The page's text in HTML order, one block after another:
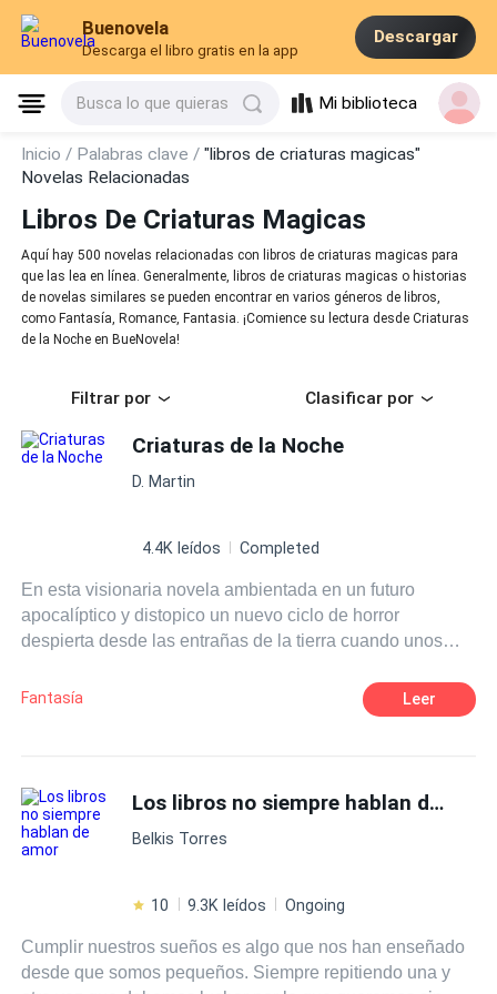
Buenovela
Descarga el libro gratis en la app
Descargar
Busca lo que quieras Mi biblioteca
Inicio / Palabras clave /"libros de criaturas magicas"
Novelas Relacionadas
Libros De Criaturas Magicas
Aquí hay 500 novelas relacionadas con libros de criaturas magicas para
que las lea en línea. Generalmente, libros de criaturas magicas o historias
de novelas similares se pueden encontrar en varios géneros de libros,
como Fantasía, Romance, Fantasia. ¡Comience su lectura desde Criaturas
de la Noche en BueNovela!
Filtrar por Clasificar por
Criaturas de la Noche
D. Martin
4.4K leídos Completed
En esta visionaria novela ambientada en un futuro
apocalíptico y distopico un nuevo ciclo de horror
despierta desde las entrañas de la tierra cuando unos
comienzan a utilizar a los humanos como materia prima
para su propia subsistencia. Utilizarlos como fuente de
creación misma está por desatarse, poniendo a la
humanidad al borde de la extinción y enfrentando
nuevamente a las fuerzas del bien y del mal en una épica
Fantasía Leer
Los libros no siempre hablan de amor
Belkis Torres
10 9.3K leídos Ongoing
Cumplir nuestros sueños es algo que nos han enseñado
desde que somos pequeños. Siempre repitiendo una y